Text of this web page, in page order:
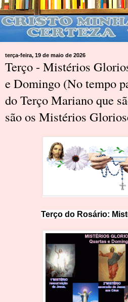
terça-feira, 19 de maio de 2026
Terço - Mistérios
e Domingo (No tempo
do Terço Mariano que
são os Mistérios
Terço do Rosário: Mist